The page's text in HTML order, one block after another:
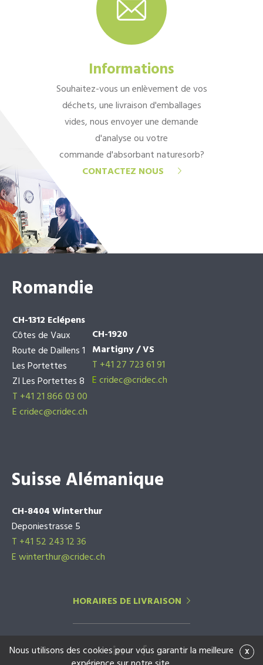
Informations
Souhaitez-vous un enlèvement de vos
déchets, une livraison d'emballages
vides, nous envoyer une demande
d'analyse ou votre
commande d'absorbant naturesorb?
CONTACTEZ NOUS
Romandie
CH-1312 Eclépens
Côtes de Vaux
Route de Daillens 1
Les Portettes
ZI Les Portettes 8
T +41 21 866 03 00
Ecridec@cridec.ch
CH-1920
Martigny / VS
T +41 27 723 61 91
Ecridec@cridec.ch
Suisse Alémanique
CH-8404 Winterthur
Deponiestrasse 5
T +41 52 243 12 36
E winterthur@cridec.ch
HORAIRES DE LIVRAISON
x
Nous utilisons des cookies pour vous garantir la meilleure